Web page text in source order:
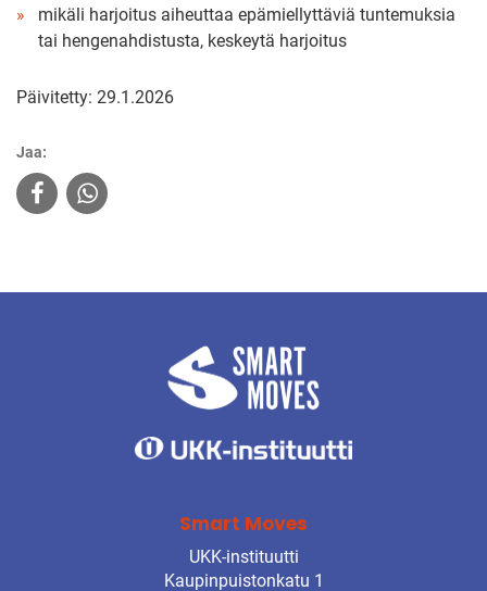
mikäli harjoitus aiheuttaa epämiellyttäviä tuntemuksia
tai hengenahdistusta, keskeytä harjoitus
Päivitetty: 29.1.2026
Jaa:
Smart Moves
UKK-instituutti
Kaupinpuistonkatu 1